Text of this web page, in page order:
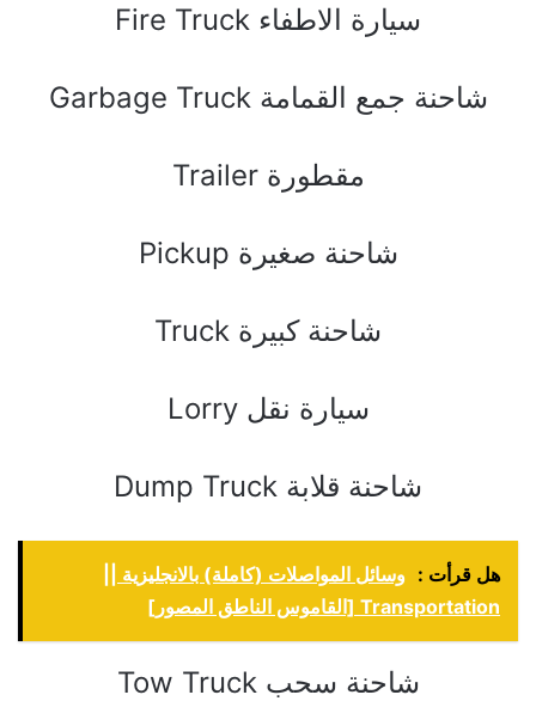
Fire Truck ﺳﻴﺎﺭﺓ ﺍﻻﻃﻔﺎﺀ
Garbage Truck ﺷﺎﺣﻨﺔ ﺟﻤﻊ ﺍﻟﻘﻤﺎﻣﺔ
Trailer ﻣﻘﻄﻮﺭﺓ
Pickup ﺷﺎﺣﻨﺔ ﺻﻐﻴﺮﺓ
Truck ﺷﺎﺣﻨﺔ ﻛﺒﻴﺮﺓ
Lorry ﺳﻴﺎﺭﺓ ﻧﻘﻞ
Dump Truck ﺷﺎﺣﻨﺔ ﻗﻼﺑﺔ
هل قرأت : وسائل المواصلات (كاملة) بالانجليزية ||
Transportation [القاموس الناطق المصور]
Tow Truck ﺷﺎﺣﻨﺔ ﺳﺤﺐ